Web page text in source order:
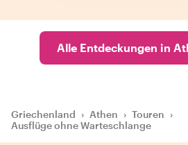
Alle Entdeckungen in
Griechenland › Athen › Touren ›
Ausflüge ohne Warteschlange